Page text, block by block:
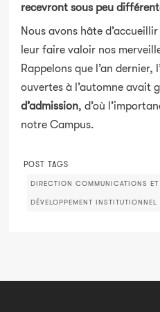
recevront sous peu
Nous avons hâte
leur faire valoir nos
Rappelons que l’an dernier,
ouvertes à l’automne avait
d’admission, d’où
notre Campus.
POST TAGS
DIRECTION COMMUNICATIONS ET
DÉVELOPPEMENT INSTITUTIONNEL